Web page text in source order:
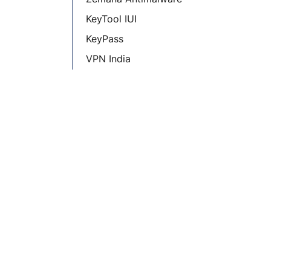
KeyTool IUI
KeyPass
VPN India